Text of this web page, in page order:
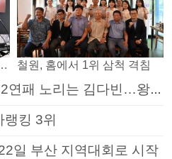
, 김민석 꺾고 8강으로 철원, 홈에서 1위 삼척 격침
22전 전승 임상규·대회2연패 노리는 김다빈…왕중왕전 16강 7일부터
킹 3위
일 부산 지역대회로 시작